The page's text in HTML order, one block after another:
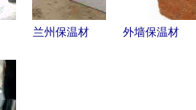
兰州保温材
外墙保温材